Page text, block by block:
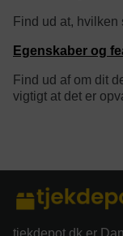
Find ud at,
Egenskaber og
Find ud af om dit
vigtigt at det er